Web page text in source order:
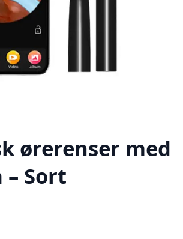
ørerenser med
Sort